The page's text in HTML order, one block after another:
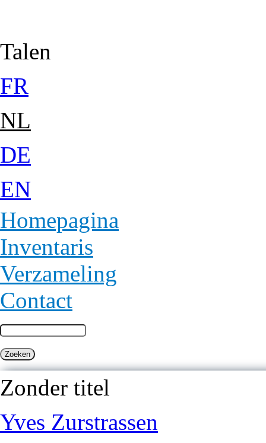
Talen
FR
NL
DE
EN
Homepagina
Inventaris
Verzameling
Contact
Zonder titel
Yves Zurstrassen